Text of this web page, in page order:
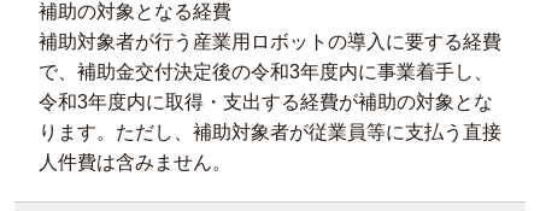
補助の対象となる経費
補助対象者が行う産業用ロボットの導入に要する経費
で、補助金交付決定後の令和3年度内に事業着手し、
令和3年度内に取得・支出する経費が補助の対象とな
ります。ただし、補助対象者が従業員等に支払う直接
人件費は含みません。